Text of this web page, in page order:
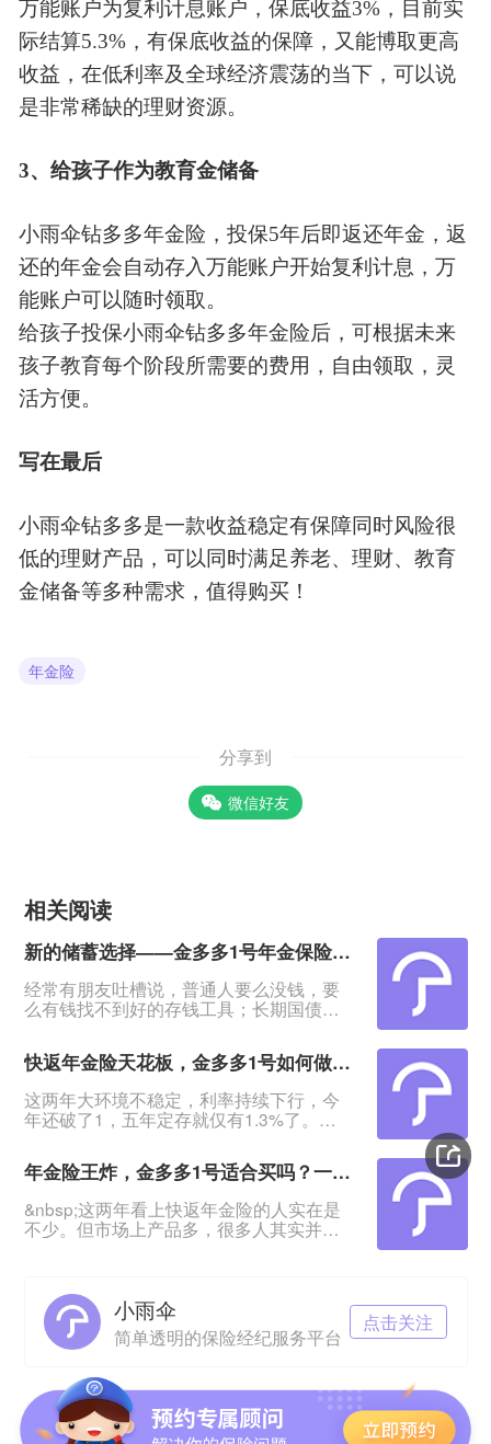
万能账户为复利计息账户，保底收益3%，目前实
际结算5.3%，有保底收益的保障，又能博取更高
收益，在低利率及全球经济震荡的当下，可以说
是非常稀缺的理财资源。
3、给孩子作为教育金储备
小雨伞钻多多年金险，投保5年后即返还年金，返
还的年金会自动存入万能账户开始复利计息，万
能账户可以随时领取。
给孩子投保小雨伞钻多多年金险后，可根据未来
孩子教育每个阶段所需要的费用，自由领取，灵
活方便。
写在最后
小雨伞钻多多是一款收益稳定有保障同时风险很
低的理财产品，可以同时满足养老、理财、教育
金储备等多种需求，值得购买！
年金险
分享到
微信好友
相关阅读
新的储蓄选择——金多多1号年金保险，4年回血5年起领
经常有朋友吐槽说，普通人要么没钱，要
么有钱找不到好的存钱工具；长期国债不
&nbsp;有这种担忧的，我会推荐这款产品
——海港金多多1号年金保险：产品最快4
年回血，5年领年金，最高能领保费的
5.18%！&nbsp;特别适合有一笔闲钱、想
资金稳定增值又退保无损失的人群。
年金险适不适合
快返年金险天花板，金多多1号如何做到存款平替？
这两年大环境不稳定，利率持续下行，今
年还破了1，五年定存就仅有1.3%了。
着没意思，该挪到哪里既安全、灵活，又
有更高的增值？&nbsp;快返年金险的出现
给了大家更好的选择。&nbsp;海港金多多1
号年金保险就是其中的翘楚：回血快，最
快4年资金回稳；第5年起每年领最高
年金险王炸，金多多1号适合买吗？一文教你快返年金险怎么选
&nbsp;这两年看上快返年金险的人实在是
不少。但市场上产品多，很多人其实并不
问到这款产品适不适合买。&nbsp;那么接
下来就给大家理清这两点：●&nbsp;快返
年金险怎么选？●&nbsp;金多多1号能不能
小雨伞
简单透明的保险经纪服务平台
点击关注